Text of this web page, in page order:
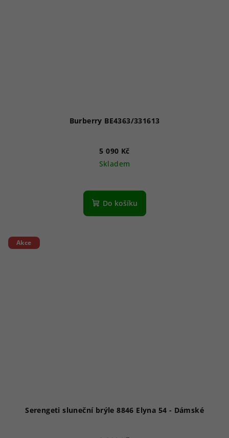
Burberry BE4363/331613
5 090 Kč
Skladem
Do košíku
Akce
Serengeti sluneční brýle 8846 Elyna 54 - Dámské